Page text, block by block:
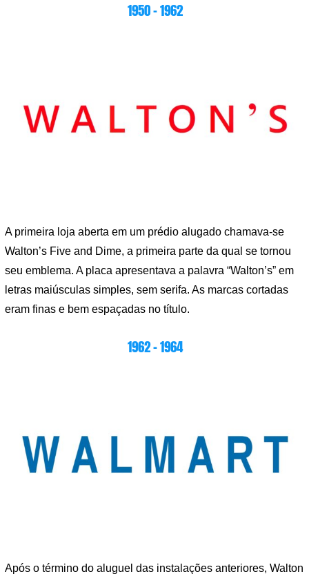
1950 – 1962
A primeira loja aberta em um prédio alugado chamava-se
Walton’s Five and Dime, a primeira parte da qual se tornou
seu emblema. A placa apresentava a palavra “Walton’s” em
letras maiúsculas simples, sem serifa. As marcas cortadas
eram finas e bem espaçadas no título.
1962 – 1964
Após o término do aluguel das instalações anteriores, Walton